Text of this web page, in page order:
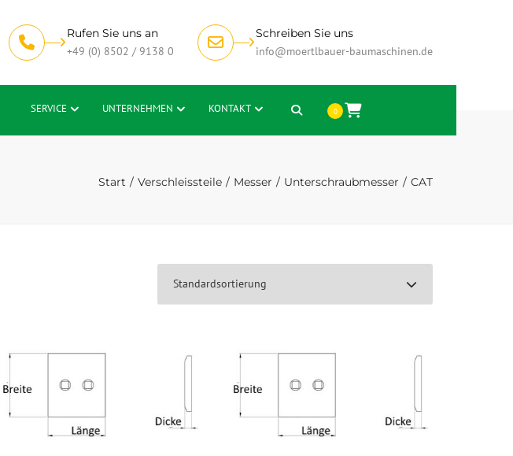
Rufen Sie uns an
+49 (0) 8502 / 9138 0
Schreiben Sie uns
info@moertlbauer-baumaschinen.de
SERVICE UNTERNEHMEN KONTAKT Search
0
Start Verschleissteile Messer Unterschraubmesser CAT